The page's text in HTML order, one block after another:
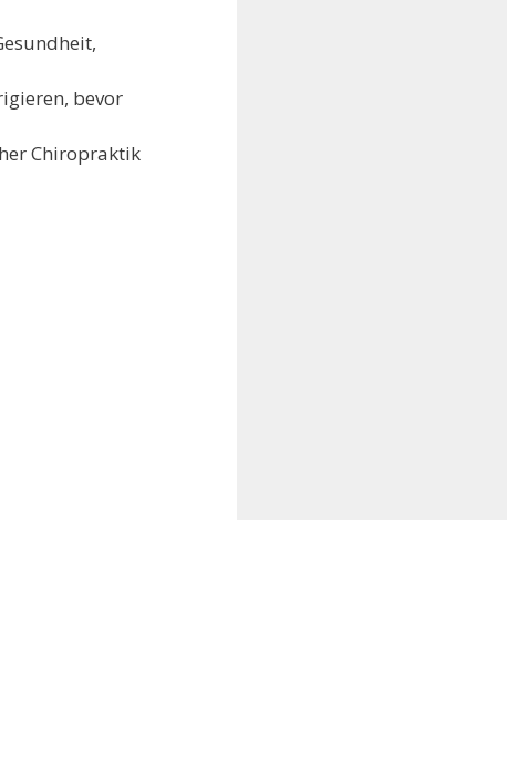
bevor
Chiropraktik